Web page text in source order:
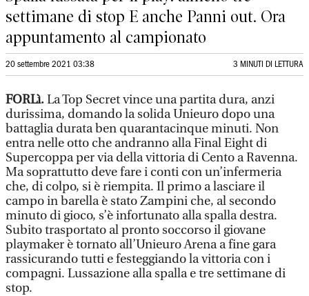
settimane di stop E anche Panni out. Ora
appuntamento al campionato
20 settembre 2021 03:38 3 MINUTI DI LETTURA
FORLì.La Top Secret vince una partita dura, anzi
durissima, domando la solida Unieuro dopo una
battaglia durata ben quarantacinque minuti. Non
entra nelle otto che andranno alla Final Eight di
Supercoppa per via della vittoria di Cento a Ravenna.
Ma soprattutto deve fare i conti con un’infermeria
che, di colpo, si è riempita. Il primo a lasciare il
campo in barella è stato Zampini che, al secondo
minuto di gioco, s’è infortunato alla spalla destra.
Subito trasportato al pronto soccorso il giovane
playmaker è tornato all’Unieuro Arena a fine gara
rassicurando tutti e festeggiando la vittoria con i
compagni. Lussazione alla spalla e tre settimane di
stop.